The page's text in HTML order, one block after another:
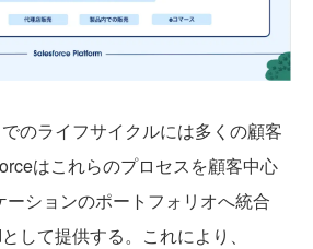
のライフサイクルには多くの顧客
はこれらのプロセスを顧客中心
ーションのポートフォリオへ統合
して提供する。これにより、